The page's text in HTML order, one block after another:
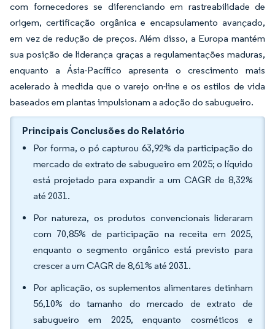
com fornecedores se diferenciando em rastreabilidade de
origem, certificação orgânica e encapsulamento avançado,
em vez de redução de preços. Além disso, a Europa mantém
sua posição de liderança graças a regulamentações maduras,
enquanto a Ásia-Pacífico apresenta o crescimento mais
acelerado à medida que o varejo on-line e os estilos de vida
baseados em plantas impulsionam a adoção do sabugueiro.
Principais Conclusões do Relatório
Por forma, o pó capturou 63,92% da participação do
mercado de extrato de sabugueiro em 2025; o líquido
está projetado para expandir a um CAGR de 8,32%
até 2031.
Por natureza, os produtos convencionais lideraram
com 70,85% de participação na receita em 2025,
enquanto o segmento orgânico está previsto para
crescer a um CAGR de 8,61% até 2031.
Por aplicação, os suplementos alimentares detinham
56,10% do tamanho do mercado de extrato de
sabugueiro em 2025, enquanto cosméticos e